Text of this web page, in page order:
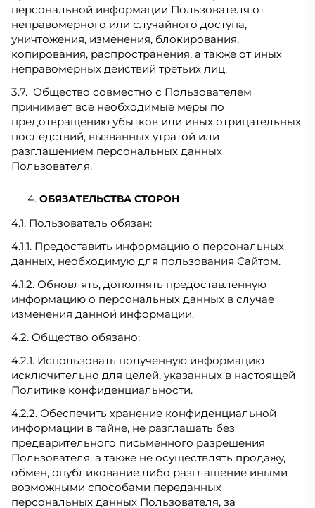
персональной информации Пользователя от
неправомерного или случайного доступа,
уничтожения, изменения, блокирования,
копирования, распространения, а также от иных
неправомерных действий третьих лиц.
3.7. Общество совместно с Пользователем
принимает все необходимые меры по
предотвращению убытков или иных отрицательных
последствий, вызванных утратой или
разглашением персональных данных
Пользователя.
ОБЯЗАТЕЛЬСТВА СТОРОН
4.1. Пользователь обязан:
4.1.1. Предоставить информацию о персональных
данных, необходимую для пользования Сайтом.
4.1.2. Обновлять, дополнять предоставленную
информацию о персональных данных в случае
изменения данной информации.
4.2. Общество обязано:
4.2.1. Использовать полученную информацию
исключительно для целей, указанных в настоящей
Политике конфиденциальности.
4.2.2. Обеспечить хранение конфиденциальной
информации в тайне, не разглашать без
предварительного письменного разрешения
Пользователя, а также не осуществлять продажу,
обмен, опубликование либо разглашение иными
возможными способами переданных
персональных данных Пользователя, за